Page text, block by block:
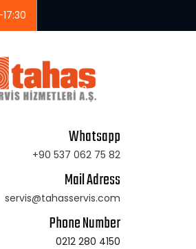
Whatsapp
+90 537 062 75 82
Mail Adress
servis@tahasservis.com
Phone Number
0212 280 4150